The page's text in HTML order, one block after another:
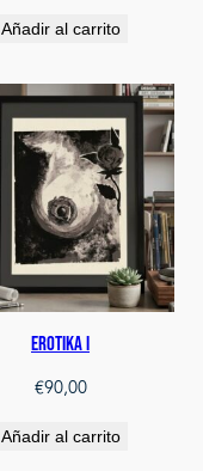
Añadir al carrito
Erotika I
€90,00
Añadir al carrito